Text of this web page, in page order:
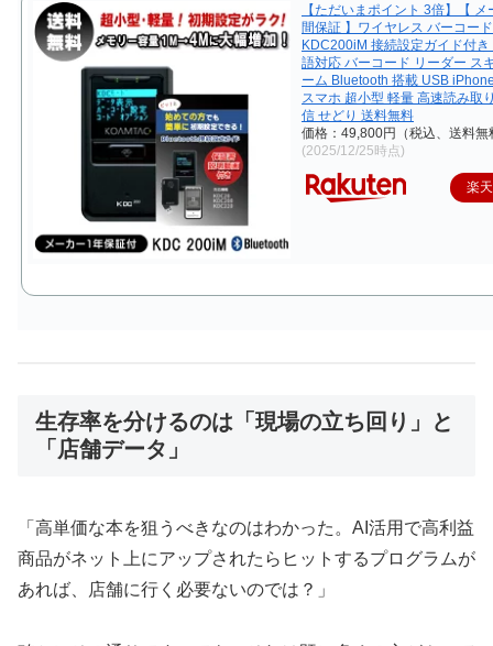
【ただいまポイント 3倍】【
間保証 】ワイヤレス バーコー
KDC200iM 接続設定ガイド付
語対応 バーコード リーダー ス
ーム Bluetooth 搭載 USB
スマホ 超小型 軽量 高速読み取
信 せどり 送料無料
価格：49,800円（税込、送料無
(2025/12/25時点)
楽
生存率を分けるのは「現場の立ち回り」と
「店舗データ」
「高単価な本を狙うべきなのはわかった。AI活用で高利益
商品がネット上にアップされたらヒットするプログラムが
あれば、店舗に行く必要ないのでは？」